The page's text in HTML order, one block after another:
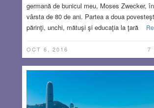
germană de bunicul meu, Moses Zwecker,
vârsta de 80 de ani. Partea a doua
părinţi, unchi, mătuşi şi educaţia la ţară
OCT 6, 2016 7